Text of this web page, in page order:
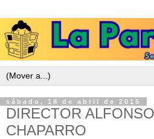
sábado, 18 de abril de 2015
DIRECTOR
CHAPARRO